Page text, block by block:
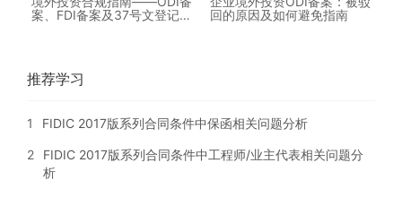
案、FDI备案及37号文登记对
回的原因及如何避免指南
推荐学习
1 FIDIC 2017版系列合同条件中保函相关问题分析
2
FIDIC 2017版系列合同条件中工程师/业主代表相关问题分
析